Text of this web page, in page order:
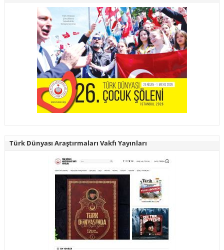
Türk Dünyası Araştırmaları Vakfı Yayınları